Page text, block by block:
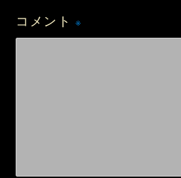
コメント※